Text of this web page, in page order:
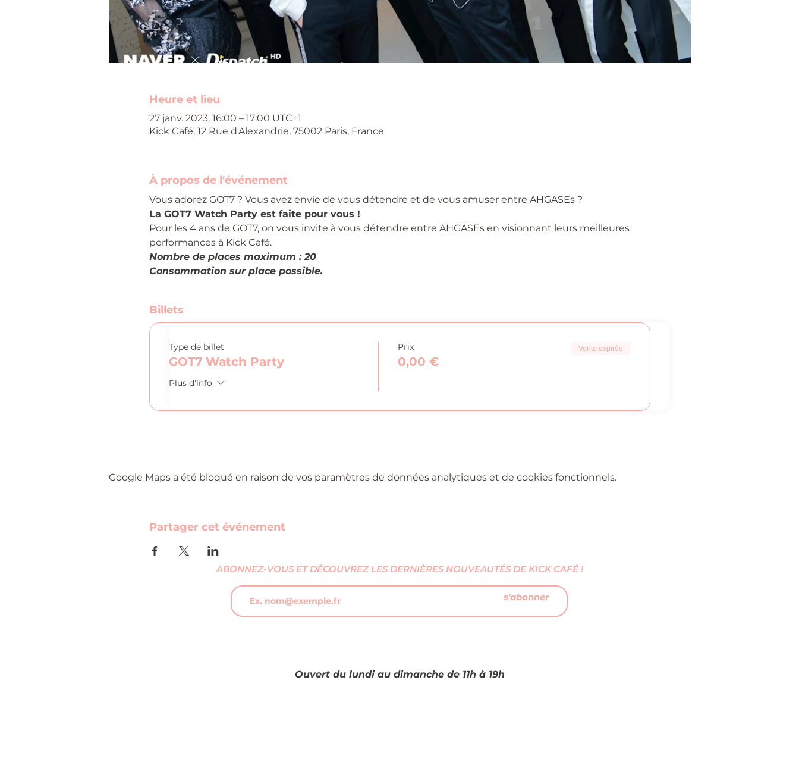
Heure et lieu
27 janv. 2023, 16:00 – 17:00 UTC+1
Kick Café, 12 Rue d'Alexandrie, 75002 Paris, France
À propos de l'événement
Vous adorez GOT7 ? Vous avez envie de vous détendre et de vous amuser entre AHGASEs ?
La GOT7 Watch Party est faite pour vous !
Pour les 4 ans de GOT7, on vous invite à vous détendre entre AHGASEs en visionnant leurs meilleures
performances à Kick Café.
Nombre de places maximum : 20
Consommation sur place possible.
Billets
Type de billet
GOT7 Watch Party
Plus d'info
Prix
0,00 €
Vente expirée
Google Maps a été bloqué en raison de vos paramètres de données analytiques et de cookies fonctionnels.
Partager cet événement
ABONNEZ-VOUS ET DÉCOUVREZ LES DERNIÈRES NOUVEAUTÉS DE KICK CAFÉ !
s'abonner
Ouvert du lundi au dimanche de 11h à 19h​